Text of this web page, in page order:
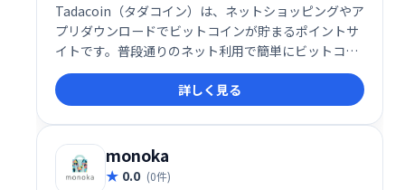
Tadacoin（タダコイン）は、ネットショッピングやア
プリダウンロードでビットコインが貯まるポイントサ
イトです。普段通りのネット利用で簡単にビットコイ
ンを獲得でき、貯まったビットコインは自由に利用可
能です。手軽に仮想通貨を始めたい方におすすめで
す。
詳しく見る
monoka
0.0 (0件)